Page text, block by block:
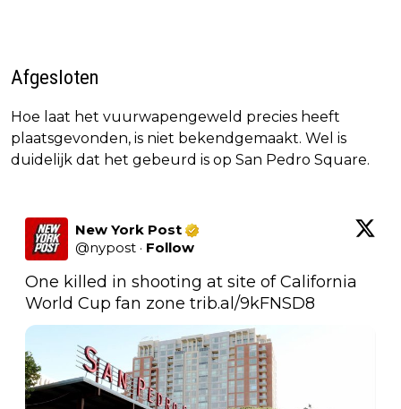
Afgesloten
Hoe laat het vuurwapengeweld precies heeft
plaatsgevonden, is niet bekendgemaakt. Wel is
duidelijk dat het gebeurd is op San Pedro Square.
New York Post
@nypost · Follow
One killed in shooting at site of California
World Cup fan zone trib.al/9kFNSD8